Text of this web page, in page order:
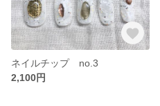
ネイルチップ no.3
2,100円